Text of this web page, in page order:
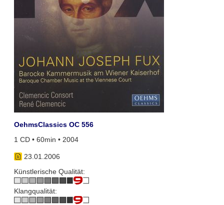
OehmsClassics OC 556
1 CD • 60min • 2004
23.01.2006
Künstlerische Qualität:
Klangqualität: